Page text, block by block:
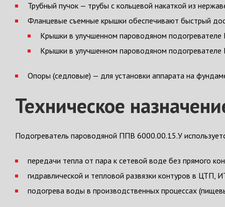
Трубный пучок — трубы с кольцевой накаткой из
Фланцевые съемные крышки обеспечивают быстрый
Крышки в улучшенном пароводяном подогревателе
Крышки в улучшенном пароводяном
Опоры (седловые) — для установки аппарата на
Техническое
Подогреватель пароводяной ППВ 6000.00.15.У
передачи тепла от пара к сетевой воде без прямого
гидравлической и тепловой развязки контуров в ЦТП,
подогрева воды в производственных процессах